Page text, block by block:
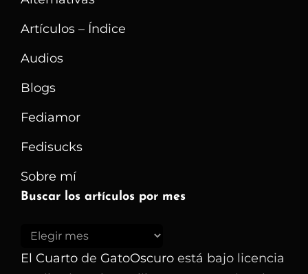
Artículos – Índice
Audios
Blogs
Fediamor
Fedisucks
Sobre mí
Buscar los artículos por mes
Buscar
los
El Cuarto de GatoOscuro está bajo licencia